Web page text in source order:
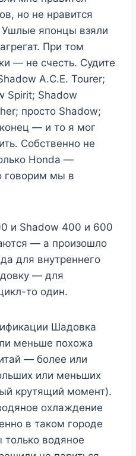
но не нравится
Ушлые японцы взяли
При том
— не счесть. Судите
A.C.E. Tourer;
Spirit; Shadow
просто Shadow;
— и то я мог
Собственно не
Honda —
говорим мы в
и Shadow 400 и 600
— а произошло
для внутреннего
— для
то один.
Шадовка
меньше похожа
— более или
или меньших
крутящий момент).
охлаждение
в таком городе
водяное